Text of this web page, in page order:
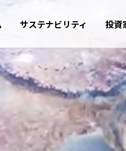
サステナビリティ 投資